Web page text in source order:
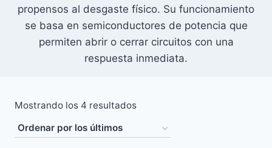
propensos al desgaste físico. Su funcionamiento
se basa en semiconductores de potencia que
permiten abrir o cerrar circuitos con una
respuesta inmediata.
Mostrando los 4 resultadosOrdenado
los